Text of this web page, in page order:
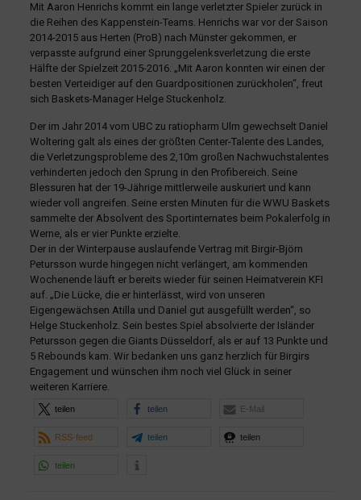
Mit Aaron Henrichs kommt ein lange verletzter Spieler zurück in
die Reihen des Kappenstein-Teams. Henrichs war vor der Saison
2014-2015 aus Herten (ProB) nach Münster gekommen, er
verpasste aufgrund einer Sprunggelenksverletzung die erste
Hälfte der Spielzeit 2015-2016. „Mit Aaron konnten wir einen der
besten Verteidiger auf den Guardpositionen zurückholen“, freut
sich Baskets-Manager Helge Stuckenholz.
Der im Jahr 2014 vom UBC zu ratiopharm Ulm gewechselt Daniel
Woltering galt als eines der größten Center-Talente des Landes,
die Verletzungsprobleme des 2,10m großen Nachwuchstalentes
verhinderten jedoch den Sprung in den Profibereich. Seine
Blessuren hat der 19-Jährige mittlerweile auskuriert und kann
wieder voll angreifen. Seine ersten Minuten für die WWU Baskets
sammelte der Absolvent des Sportinternates beim Pokalerfolg in
Werne, als er vier Punkte erzielte.
Der in der Winterpause auslaufende Vertrag mit Birgir-Björn
Petursson wurde hingegen nicht verlängert, am kommenden
Wochenende läuft er bereits wieder für seinen Heimatverein KFI
auf. „Die Lücke, die er hinterlässt, wird von unseren
Eigengewächsen Atilla und Daniel gut ausgefüllt werden“, so
Helge Stuckenholz. Sein bestes Spiel absolvierte der Isländer
Petursson gegen die Giants Düsseldorf, als er auf 13 Punkte und
5 Rebounds kam. Wir bedanken uns ganz herzlich für Birgirs
Engagement und wünschen ihm noch viel Glück in seiner
weiteren Karriere.
teilen teilen E-Mail
RSS-feed teilen teilen
teilen